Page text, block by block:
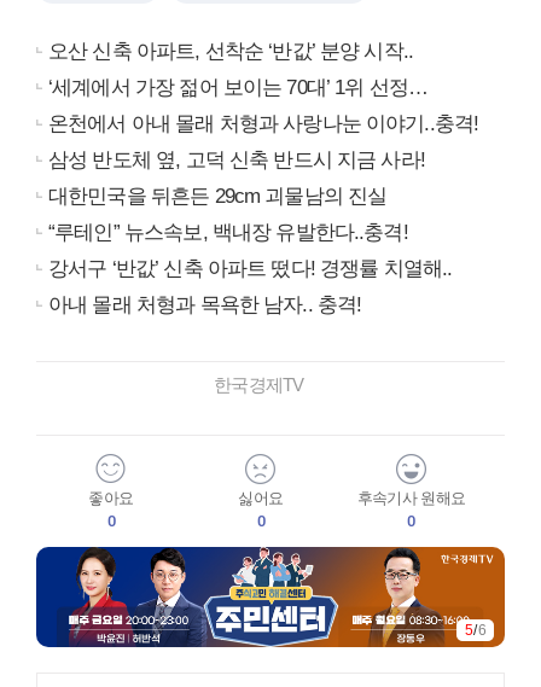
오산 신축 아파트, 선착순 ‘반값’ 분양 시작..
‘세계에서 가장 젊어 보이는 70대’ 1위 선정…
온천에서 아내 몰래 처형과 사랑나눈 이야기..충격!
삼성 반도체 옆, 고덕 신축 반드시 지금 사라!
대한민국을 뒤흔든 29cm 괴물남의 진실
“루테인” 뉴스속보, 백내장 유발한다..충격!
강서구 ‘반값’ 신축 아파트 떴다! 경쟁률 치열해..
아내 몰래 처형과 목욕한 남자.. 충격!
한국경제TV
좋아요
0
싫어요
0
후속기사 원해요
0
5/6